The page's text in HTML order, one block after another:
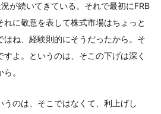
が続いてきている。それで最初にFRB
に敬意を表して株式市場はちょっと
ね、経験則的にそうだったから。そ
よ。というのは、そこの下げは深く
。
のは、そこではなくて、利上げし